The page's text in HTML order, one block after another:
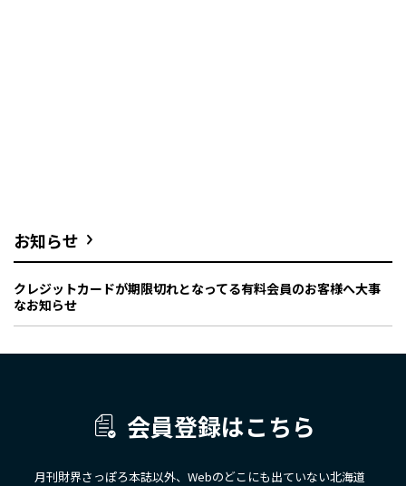
お知らせ
クレジットカードが期限切れとなってる有料会員のお客様へ大事
なお知らせ
会員登録はこちら
月刊財界さっぽろ本誌以外、Webのどこにも出ていない北海道